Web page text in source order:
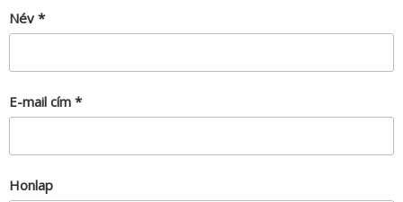
Név *
E-mail cím *
Honlap